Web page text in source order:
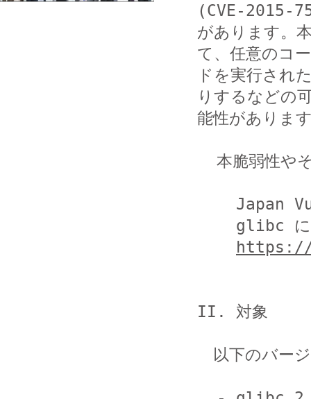
(CVE-2015-
があります。
て、任意のコー
ドを実行され
りするなどの
能性がありま
https://
II. 対象
以下のバー